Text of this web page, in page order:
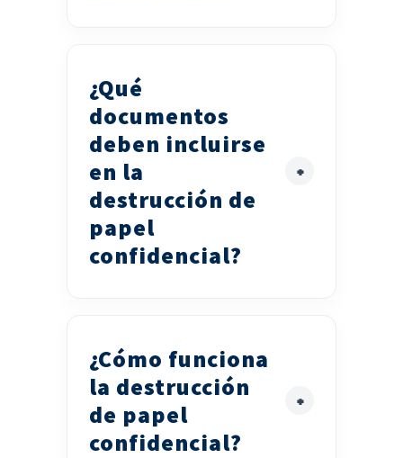
¿Qué
documentos
deben incluirse
en la
destrucción de
papel
confidencial?
¿Cómo funciona
la destrucción
de papel
confidencial?